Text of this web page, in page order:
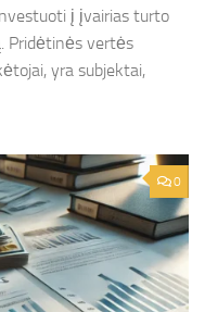
į įvairias turto
Pridėtinės vertės
yra subjektai,
0